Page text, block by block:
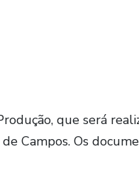
que será
Campos. Os